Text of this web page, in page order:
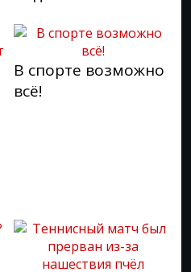
В спорте возможно
всё!